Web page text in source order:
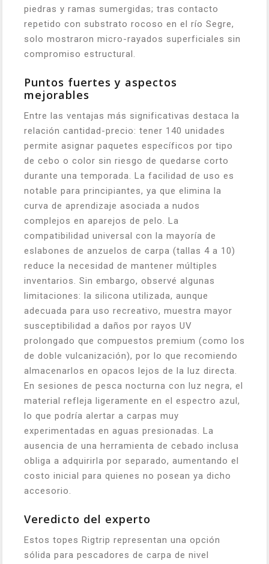
piedras y ramas sumergidas; tras contacto
repetido con substrato rocoso en el río Segre,
solo mostraron micro-rayados superficiales sin
compromiso estructural.
Puntos fuertes y aspectos
mejorables
Entre las ventajas más significativas destaca la
relación cantidad-precio: tener 140 unidades
permite asignar paquetes específicos por tipo
de cebo o color sin riesgo de quedarse corto
durante una temporada. La facilidad de uso es
notable para principiantes, ya que elimina la
curva de aprendizaje asociada a nudos
complejos en aparejos de pelo. La
compatibilidad universal con la mayoría de
eslabones de anzuelos de carpa (tallas 4 a 10)
reduce la necesidad de mantener múltiples
inventarios. Sin embargo, observé algunas
limitaciones: la silicona utilizada, aunque
adecuada para uso recreativo, muestra mayor
susceptibilidad a daños por rayos UV
prolongado que compuestos premium (como los
de doble vulcanización), por lo que recomiendo
almacenarlos en opacos lejos de la luz directa.
En sesiones de pesca nocturna con luz negra, el
material refleja ligeramente en el espectro azul,
lo que podría alertar a carpas muy
experimentadas en aguas presionadas. La
ausencia de una herramienta de cebado inclusa
obliga a adquirirla por separado, aumentando el
costo inicial para quienes no posean ya dicho
accesorio.
Veredicto del experto
Estos topes Rigtrip representan una opción
sólida para pescadores de carpa de nivel